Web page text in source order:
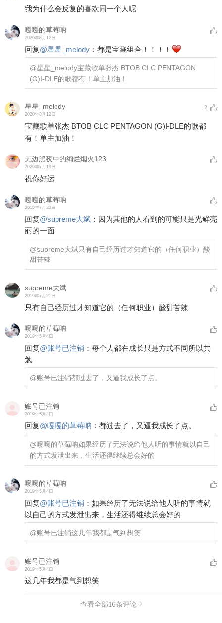
我为什么会反复的喜欢同一个人呢
嘎嘎的草莓呐
2020年8月12日
回复@星星_melody ： 都是宝藏组合！！！！
@星星_melody宝藏歌单张杰 BTOB CLC PENTAGON
(G)I-DLE的歌都有！单主加油！
星星_melody
2020年8月12日
2
宝藏歌单张杰 BTOB CLC PENTAGON (G)I-DLE的歌都
有！单主加油！
无边黑夜中的绚烂烟火123
2020年7月19日
祝你好运
嘎嘎的草莓呐
2019年7月22日
回复@supreme大斌 ： 因为其他的人看到的可能只是光鲜亮
丽的一面
@supreme大斌只有自己经历过才知道它的（任何职业）酸
甜苦辣
supreme大斌
2019年7月21日
只有自己经历过才知道它的（任何职业）酸甜苦辣
嘎嘎的草莓呐
2019年5月4日
回复@账号已注销 ： 每个人都在成长只是方式不同所以共
勉
@账号已注销都过去了，又逼我成长了点。
账号已注销
2019年5月4日
回复@嘎嘎的草莓呐 ： 都过去了，又逼我成长了点。
@嘎嘎的草莓呐如果经历了无法说给他人听的事情就以自己
的方式发泄出来，生活还得继续总会好的
嘎嘎的草莓呐
2019年5月4日
回复@账号已注销 ： 如果经历了无法说给他人听的事情就
以自己的方式发泄出来，生活还得继续总会好的
@账号已注销这几年我都是气到想笑
账号已注销
2019年5月4日
这几年我都是气到想笑
查看全部16条评论